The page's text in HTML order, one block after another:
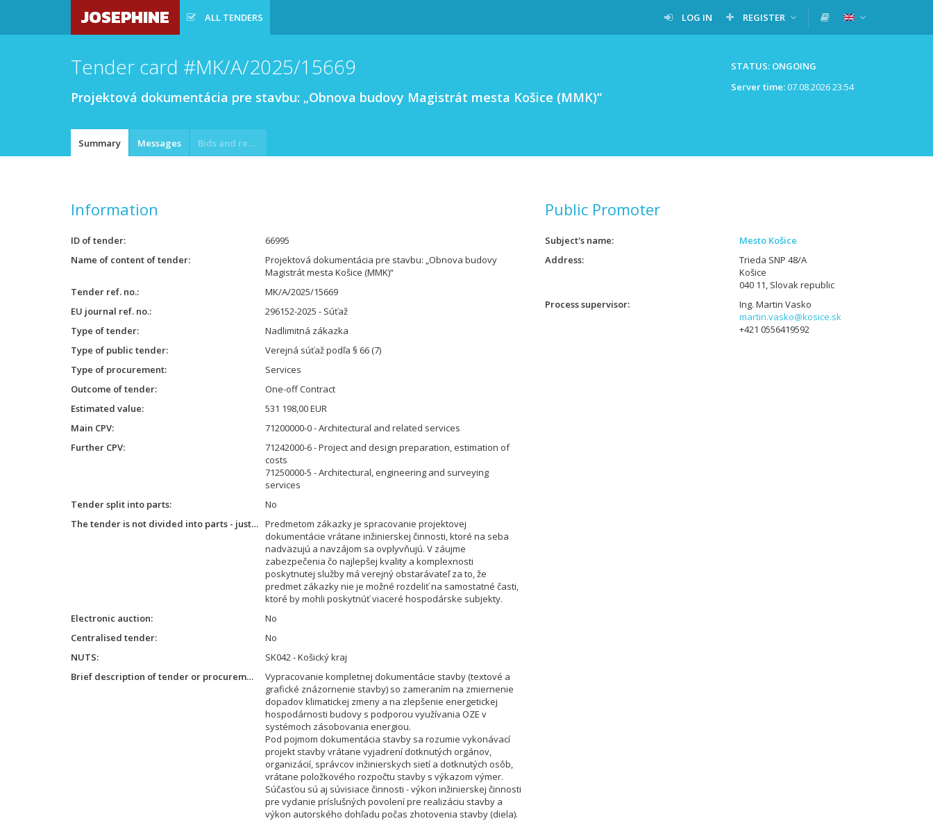
JOSEPHINE ALL TENDERS LOG IN REGISTER
STATUS: ONGOING
Server time:07.08.2026 23:54
Tender card #MK/A/2025/15669
Projektová dokumentácia pre stavbu: „Obnova budovy Magistrát mesta Košice (MMK)“
Summary Messages Bids and requests
Information
ID of tender
66995
Name of content of tender
Projektová dokumentácia pre stavbu: „Obnova budovy
Magistrát mesta Košice (MMK)“
Tender ref. no.
MK/A/2025/15669
EU journal ref. no.
296152-2025 - Súťaž
Type of tender
Nadlimitná zákazka
Type of public tender
Verejná súťaž podľa § 66 (7)
Type of procurement
Services
Outcome of tender
One-off Contract
Estimated value
531 198,00 EUR
Main CPV
71200000-0 - Architectural and related services
Further CPV
71242000-6 - Project and design preparation, estimation of
costs
71250000-5 - Architectural, engineering and surveying
services
Tender split into parts
No
The tender is not divided into parts - justification Predmetom zákazky je spracovanie projektovej
dokumentácie vrátane inžinierskej činnosti, ktoré na seba
nadväzujú a navzájom sa ovplyvňujú. V záujme
zabezpečenia čo najlepšej kvality a komplexnosti
poskytnutej služby má verejný obstarávateľ za to, že
predmet zákazky nie je možné rozdeliť na samostatné časti,
ktoré by mohli poskytnúť viaceré hospodárske subjekty.
Electronic auction
No
Centralised tender
No
NUTS
SK042 - Košický kraj
Brief description of tender or procurement
Vypracovanie kompletnej dokumentácie stavby (textové a
grafické znázornenie stavby) so zameraním na zmiernenie
dopadov klimatickej zmeny a na zlepšenie energetickej
hospodárnosti budovy s podporou využívania OZE v
systémoch zásobovania energiou.
Pod pojmom dokumentácia stavby sa rozumie vykonávací
projekt stavby vrátane vyjadrení dotknutých orgánov,
organizácií, správcov inžinierskych sietí a dotknutých osôb,
vrátane položkového rozpočtu stavby s výkazom výmer.
Súčasťou sú aj súvisiace činnosti - výkon inžinierskej činnosti
pre vydanie príslušných povolení pre realizáciu stavby a
výkon autorského dohľadu počas zhotovenia stavby (diela).
Public Promoter
Subject's name
Mesto Košice
Address
Trieda SNP 48/A
Košice
040 11, Slovak republic
Process supervisor
Ing. Martin Vasko
martin.vasko@kosice.sk
+421 0556419592